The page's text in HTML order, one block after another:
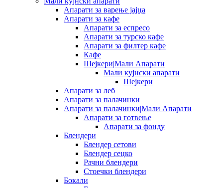
Апарати за варење јајца
Апарати за кафе
Апарати за еспресо
Апарати за турско кафе
Апарати за филтер кафе
Кафе
Шејкери|Мали Апарати
Мали кујнски апарати
Шејкери
Апарати за леб
Апарати за палачинки
Апарати за палачинки|Мали Апарати
Апарати за готвење
Апарати за фонду
Блендери
Блендер сетови
Блендер сецко
Рачни блендери
Стоечки блендери
Бокали